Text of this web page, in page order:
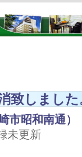
致しました
市昭和南通）
未更新